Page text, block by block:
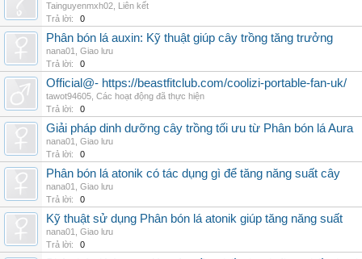
Tainguyenmxh02 Liên kết
Trả lời:
0
Phân bón lá auxin: Kỹ thuật giúp cây trồng tăng trưởng
nana01
Giao lưu
Trả lời:
0
Official@- https://beastfitclub.com/coolizi-portable-fan-uk/
tawot94605 Các hoạt động đã thực hiện
Trả lời:
0
Giải pháp dinh dưỡng cây trồng tối ưu từ Phân bón lá Aura
nana01
Giao lưu
Trả lời:
0
Phân bón lá atonik có tác dụng gì để tăng năng suất cây
nana01
Giao lưu
Trả lời:
0
Kỹ thuật sử dụng Phân bón lá atonik giúp tăng năng suất
nana01
Giao lưu
Trả lời:
0